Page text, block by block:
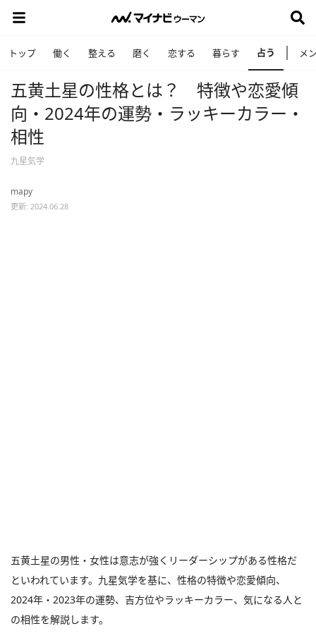
トップ 働く 整える 磨く 恋する 暮らす 占う メ
五黄土星の性格とは？ 特徴や恋愛傾
向・2024年の運勢・ラッキーカラー・
相性
九星気学
mapy
更新: 2024.06.28
五黄土星の男性・女性は意志が強くリーダーシップがある性格だ
といわれています。九星気学を基に、性格の特徴や恋愛傾向、
2024年・2023年の運勢、吉方位やラッキーカラー、気になる人と
の相性を解説します。